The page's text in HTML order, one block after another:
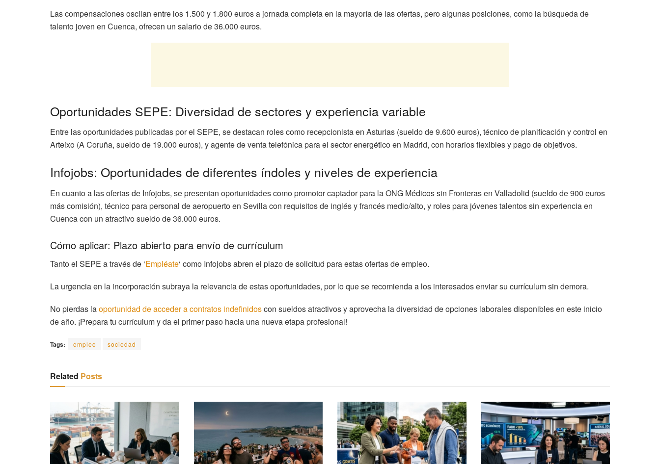
Las compensaciones oscilan entre los 1.500 y 1.800 euros a jornada completa en la mayoría de las ofertas, pero algunas posiciones, como la búsqueda de
talento joven en Cuenca, ofrecen un salario de 36.000 euros.
Oportunidades SEPE: Diversidad de sectores y experiencia variable
Entre las oportunidades publicadas por el SEPE, se destacan roles como recepcionista en Asturias (sueldo de 9.600 euros), técnico de planificación y control en
Arteixo (A Coruña, sueldo de 19.000 euros), y agente de venta telefónica para el sector energético en Madrid, con horarios flexibles y pago de objetivos.
Infojobs: Oportunidades de diferentes índoles y niveles de experiencia
En cuanto a las ofertas de Infojobs, se presentan oportunidades como promotor captador para la ONG Médicos sin Fronteras en Valladolid (sueldo de 900 euros
más comisión), técnico para personal de aeropuerto en Sevilla con requisitos de inglés y francés medio/alto, y roles para jóvenes talentos sin experiencia en
Cuenca con un atractivo sueldo de 36.000 euros.
Cómo aplicar: Plazo abierto para envío de currículum
Tanto el SEPE a través de ‘Empléate‘ como Infojobs abren el plazo de solicitud para estas ofertas de empleo.
La urgencia en la incorporación subraya la relevancia de estas oportunidades, por lo que se recomienda a los interesados enviar su currículum sin demora.
No pierdas laoportunidad de acceder a contratos indefinidoscon sueldos atractivos y aprovecha la diversidad de opciones laborales disponibles en este inicio
de año. ¡Prepara tu currículum y da el primer paso hacia una nueva etapa profesional!
Tags: empleo sociedad
Related Posts